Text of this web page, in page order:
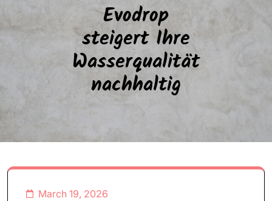
Evodrop
steigert Ihre
Wasserqualität
nachhaltig
March 19, 2026